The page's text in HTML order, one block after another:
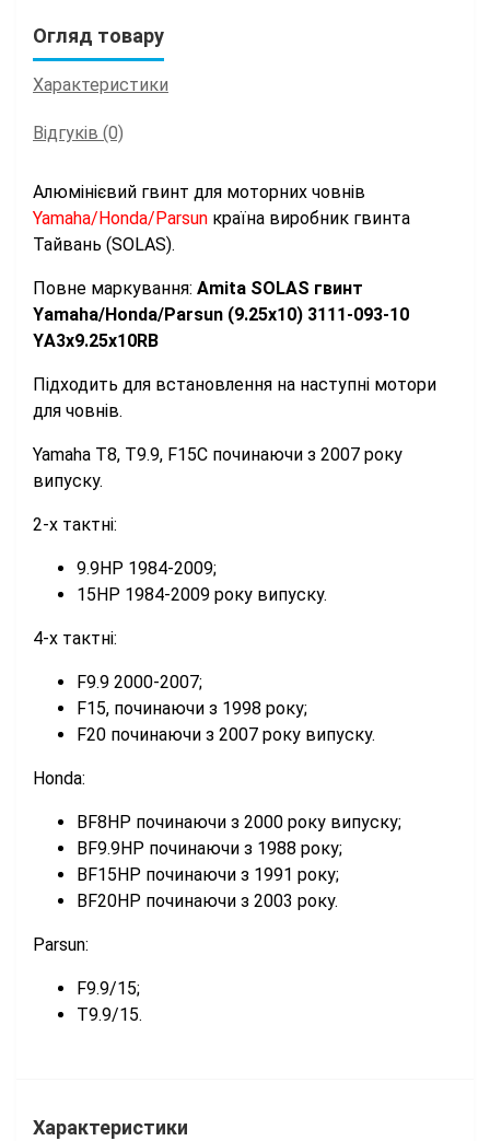
Огляд товару
Характеристики
Відгуків (0)
Алюмінієвий гвинт для моторних човнів
Yamaha/Honda/Parsun країна виробник гвинта
Тайвань (SOLAS).
Повне маркування: Amita SOLAS гвинт
Yamaha/Honda/Parsun (9.25x10) 3111-093-10
YА3x9.25x10RВ
Підходить для встановлення на наступні мотори
для човнів.
Yamaha T8, T9.9, F15C починаючи з 2007 року
випуску.
2-х тактні:
9.9HP 1984-2009;
15HP 1984-2009 року випуску.
4-х тактні:
F9.9 2000-2007;
F15, починаючи з 1998 року;
F20 починаючи з 2007 року випуску.
Honda:
BF8HP починаючи з 2000 року випуску;
BF9.9HP починаючи з 1988 року;
BF15HP починаючи з 1991 року;
BF20HP починаючи з 2003 року.
Parsun:
F9.9/15;
T9.9/15.
Характеристики